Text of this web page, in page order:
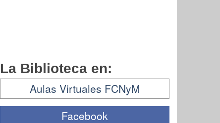
La Biblioteca en:
Aulas Virtuales FCNyM
Facebook